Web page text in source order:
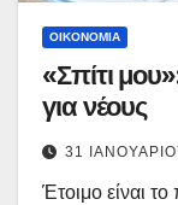
ΟΙΚΟΝΟΜΊΑ
«Σπίτι
για νέους
31
Έτοιμο είναι